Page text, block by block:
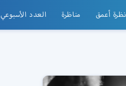
نظرة أعمق مناظرة العدد الأسبوعي